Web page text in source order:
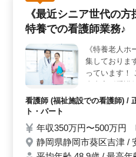
し、中高年の方々も活躍の場
しやすい環境で、年間休
集条件と待遇＞ 必要な資格
年以上ある方を求めています
円で、時給は1,300円以上で
年間休日や有給休暇もしっ
す。 ＜職場環境と特徴＞
で、男性が6割、女性が4割
煙を行っています。税務業務
ングを主な事業内容としてお
サービス業に従事しています
便利で、車通勤も可能です。
《最近シニア世代の方
特養での看護師業務♪
《特養老人
集しておりま
っています！
ック ・簡単な
す！》 ・週休
通勤可能 ・シ
看護師 (福祉施設での看護師) /
ト・パート
年収350万円〜500万円
静岡県静岡市葵区吉津 /